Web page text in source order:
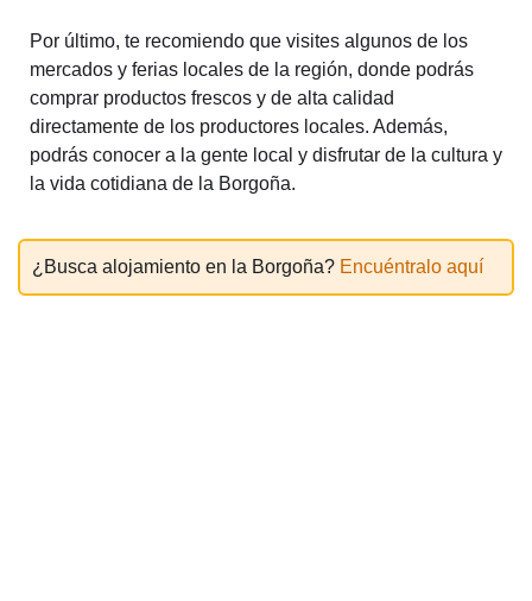
Por último, te recomiendo que visites algunos de los
mercados y ferias locales de la región, donde podrás
comprar productos frescos y de alta calidad
directamente de los productores locales. Además,
podrás conocer a la gente local y disfrutar de la cultura y
la vida cotidiana de la Borgoña.
¿Busca alojamiento en la Borgoña? Encuéntralo aquí